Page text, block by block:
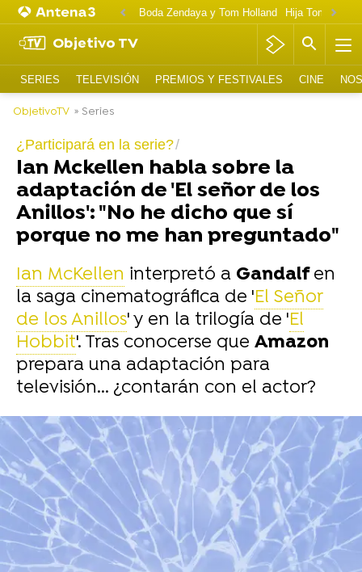
Boda Zendaya y Tom Holland Hija Tom
Objetivo TV
SERIES TELEVISIÓN PREMIOS Y FESTIVALES CINE
ObjetivoTV » Series
¿Participará en la serie?
Ian Mckellen habla sobre la
adaptación de 'El señor de los
Anillos': "No he dicho que sí
porque no me han preguntado"
Ian McKellen interpretó a Gandalfen
la saga cinematográfica de 'El Señor
de los Anillos' y en la trilogía de 'El
Hobbit'. Tras conocerse que Amazon
prepara una adaptación para
televisión... ¿contarán con el actor?
-